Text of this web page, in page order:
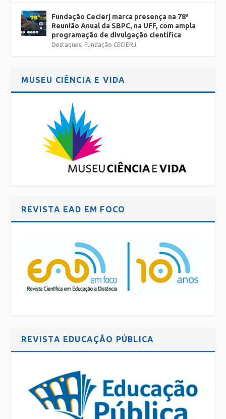
Fundação Cecierj marca presença na 78ª
Reunião Anual da SBPC, na UFF, com ampla
programação de divulgação científica
Destaques, Fundação CECIERJ
MUSEU CIÊNCIA E VIDA
REVISTA EAD EM FOCO
REVISTA EDUCAÇÃO PÚBLICA